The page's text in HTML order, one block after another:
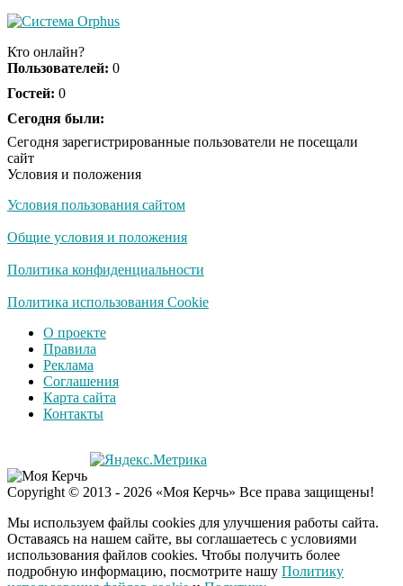
Публичный удар
Кто онлайн?
Пользователей: 0
Гостей: 0
Сегодня были:
Сегодня зарегистрированные пользователи не посещали
сайт
Условия и положения
Условия пользования сайтом
Общие условия и положения
Политика конфиденциальности
Политика использования Cookie
О проекте
Правила
Реклама
Соглашения
Карта сайта
Контакты
Copyright © 2013 - 2026 «Моя Керчь» Все права защищены!
Мы используем файлы cookies для улучшения работы сайта.
Оставаясь на нашем сайте, вы соглашаетесь с условиями
использования файлов cookies. Чтобы получить более
подробную информацию, посмотрите нашу Политику